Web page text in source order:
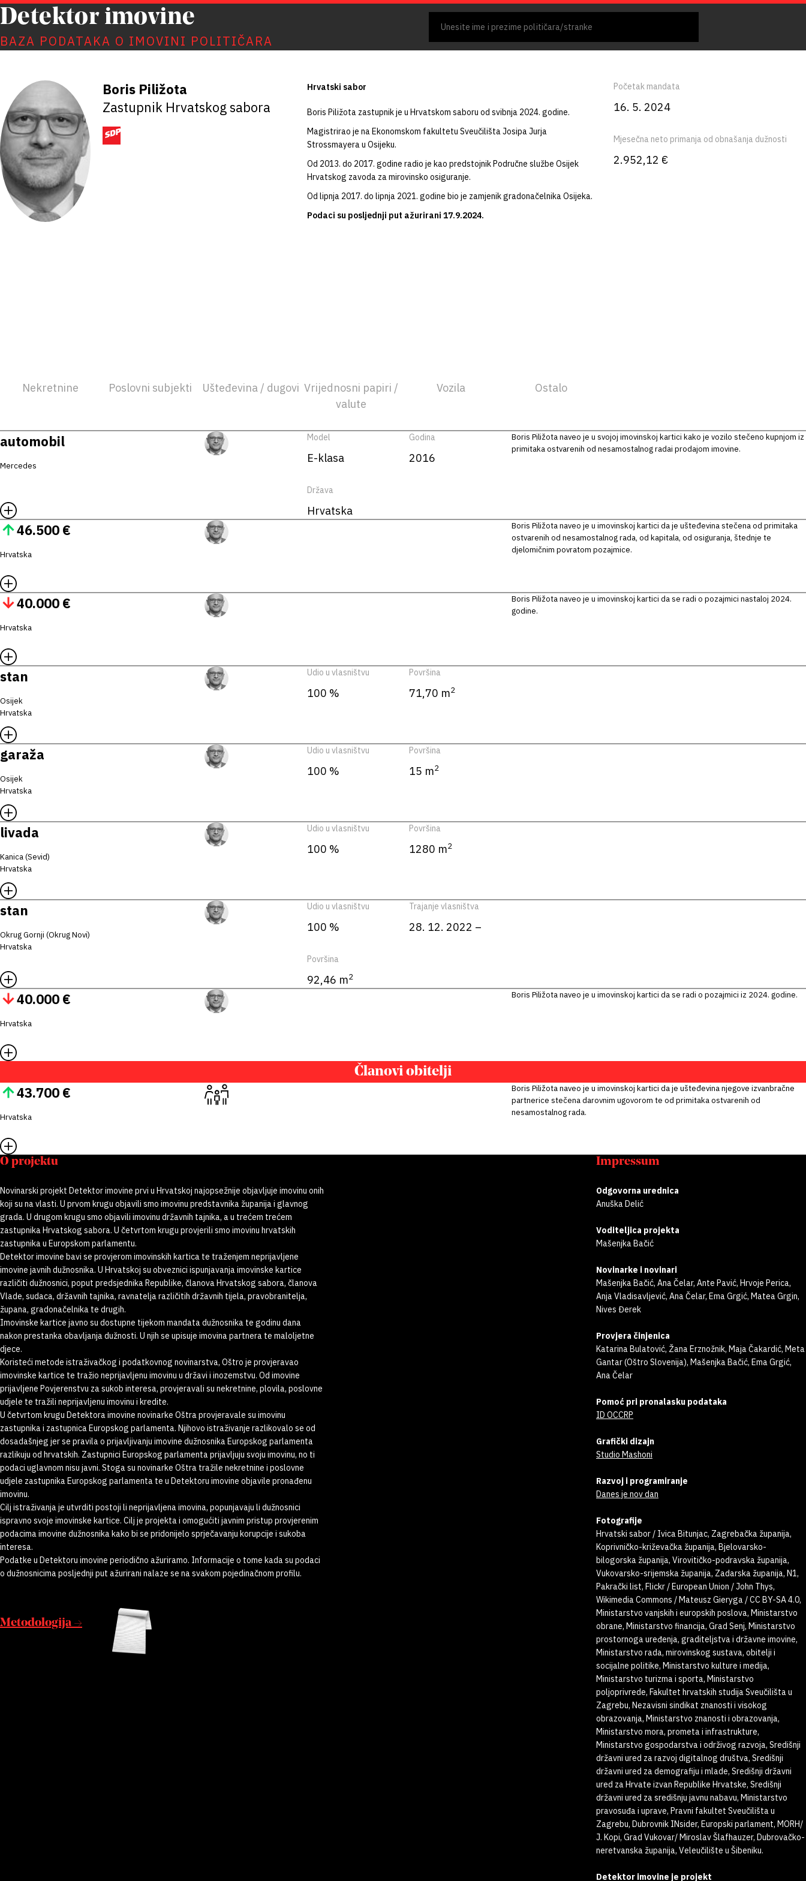
Detektor imovine
BAZA PODATAKA O IMOVINI POLITIČARA
Boris Piližota
Zastupnik Hrvatskog sabora
Hrvatski sabor
Boris Piližota zastupnik je u Hrvatskom saboru od svibnja 2024. godine.
Magistrirao je na Ekonomskom fakultetu Sveučilišta Josipa Jurja
Strossmayera u Osijeku.
Od 2013. do 2017. godine radio je kao predstojnik Područne službe Osijek
Hrvatskog zavoda za mirovinsko osiguranje.
Od lipnja 2017. do lipnja 2021. godine bio je zamjenik gradonačelnika Osijeka.
Podaci su posljednji put ažurirani 17.9.2024.
Početak mandata
16. 5. 2024
Mjesečna neto primanja od obnašanja dužnosti
2.952,12 €
Nekretnine Poslovni subjekti Ušteđevina / dugovi Vrijednosni papiri /
valute
Vozila Ostalo
automobil
Mercedes
Model
E-klasa
Godina
2016
Država
Hrvatska
Boris Piližota naveo je u svojoj imovinskoj kartici kako je vozilo stečeno kupnjom iz
primitaka ostvarenih od nesamostalnog radai prodajom imovine.
46.500 €
Hrvatska
Boris Piližota naveo je u imovinskoj kartici da je ušteđevina stečena od primitaka
ostvarenih od nesamostalnog rada, od kapitala, od osiguranja, štednje te
djelomičnim povratom pozajmice.
40.000 €
Hrvatska
Boris Piližota naveo je u imovinskoj kartici da se radi o pozajmici nastaloj 2024.
godine.
stan
Osijek
Hrvatska
Udio u vlasništvu
100 %
Površina
71,70 m2
garaža
Osijek
Hrvatska
Udio u vlasništvu
100 %
Površina
15 m2
livada
Kanica (Sevid)
Hrvatska
Udio u vlasništvu
100 %
Površina
1280 m2
stan
Okrug Gornji (Okrug Novi)
Hrvatska
Udio u vlasništvu
100 %
Trajanje vlasništva
28. 12. 2022 –
Površina
92,46 m2
40.000 €
Hrvatska
Boris Piližota naveo je u imovinskoj kartici da se radi o pozajmici iz 2024. godine.
Članovi obitelji
43.700 €
Hrvatska
Boris Piližota naveo je u imovinskoj kartici da je ušteđevina njegove izvanbračne
partnerice stečena darovnim ugovorom te od primitaka ostvarenih od
nesamostalnog rada.
O projektu
Novinarski projekt Detektor imovine prvi u Hrvatskoj najopsežnije objavljuje imovinu onih
koji su na vlasti. U prvom krugu objavili smo imovinu predstavnika županija i glavnog
grada. U drugom krugu smo objavili imovinu državnih tajnika, a u trećem trećem
zastupnika Hrvatskog sabora. U četvrtom krugu provjerili smo imovinu hrvatskih
zastupnika u Europskom parlamentu.
Detektor imovine bavi se provjerom imovinskih kartica te traženjem neprijavljene
imovine javnih dužnosnika. U Hrvatskoj su obveznici ispunjavanja imovinske kartice
različiti dužnosnici, poput predsjednika Republike, članova Hrvatskog sabora, članova
Vlade, sudaca, državnih tajnika, ravnatelja različitih državnih tijela, pravobranitelja,
župana, gradonačelnika te drugih.
Imovinske kartice javno su dostupne tijekom mandata dužnosnika te godinu dana
nakon prestanka obavljanja dužnosti. U njih se upisuje imovina partnera te maloljetne
djece.
Koristeći metode istraživačkog i podatkovnog novinarstva, Oštro je provjeravao
imovinske kartice te tražio neprijavljenu imovinu u državi i inozemstvu. Od imovine
prijavljene Povjerenstvu za sukob interesa, provjeravali su nekretnine, plovila, poslovne
udjele te tražili neprijavljenu imovinu i kredite.
U četvrtom krugu Detektora imovine novinarke Oštra provjeravale su imovinu
zastupnika i zastupnica Europskog parlamenta. Njihovo istraživanje razlikovalo se od
dosadašnjeg jer se pravila o prijavljivanju imovine dužnosnika Europskog parlamenta
razlikuju od hrvatskih. Zastupnici Europskog parlamenta prijavljuju svoju imovinu, no ti
podaci uglavnom nisu javni. Stoga su novinarke Oštra tražile nekretnine i poslovne
udjele zastupnika Europskog parlamenta te u Detektoru imovine objavile pronađenu
imovinu.
Cilj istraživanja je utvrditi postoji li neprijavljena imovina, popunjavaju li dužnosnici
ispravno svoje imovinske kartice. Cilj je projekta i omogućiti javnim pristup provjerenim
podacima imovine dužnosnika kako bi se pridonijelo sprječavanju korupcije i sukoba
interesa.
Podatke u Detektoru imovine periodično ažuriramo. Informacije o tome kada su podaci
o dužnosnicima posljednji put ažurirani nalaze se na svakom pojedinačnom profilu.
Metodologija →
Impressum
Odgovorna urednica
Anuška Delić
Voditeljica projekta
Mašenjka Bačić
Novinarke i novinari
Mašenjka Bačić, Ana Čelar, Ante Pavić, Hrvoje Perica,
Anja Vladisavljević, Ana Čelar, Ema Grgić, Matea Grgin,
Nives Đerek
Provjera činjenica
Katarina Bulatović, Žana Erznožnik, Maja Čakardić, Meta
Gantar (Oštro Slovenija), Mašenjka Bačić, Ema Grgić,
Ana Čelar
Pomoć pri pronalasku podataka
ID OCCRP
Grafički dizajn
Studio Mashoni
Razvoj i programiranje
Danes je nov dan
Fotografije
Hrvatski sabor / Ivica Bitunjac, Zagrebačka županija,
Koprivničko-križevačka županija, Bjelovarsko-
bilogorska županija, Virovitičko-podravska županija,
Vukovarsko-srijemska županija, Zadarska županija, N1,
Pakrački list, Flickr / European Union / John Thys,
Wikimedia Commons / Mateusz Gieryga / CC BY-SA 4.0,
Ministarstvo vanjskih i europskih poslova, Ministarstvo
obrane, Ministarstvo financija, Grad Senj, Ministarstvo
prostornoga uređenja, graditeljstva i državne imovine,
Ministarstvo rada, mirovinskog sustava, obitelji i
socijalne politike, Ministarstvo kulture i medija,
Ministarstvo turizma i sporta, Ministarstvo
poljoprivrede, Fakultet hrvatskih studija Sveučilišta u
Zagrebu, Nezavisni sindikat znanosti i visokog
obrazovanja, Ministarstvo znanosti i obrazovanja,
Ministarstvo mora, prometa i infrastrukture,
Ministarstvo gospodarstva i održivog razvoja, Središnji
državni ured za razvoj digitalnog društva, Središnji
državni ured za demografiju i mlade, Središnji državni
ured za Hrvate izvan Republike Hrvatske, Središnji
državni ured za središnju javnu nabavu, Ministarstvo
pravosuđa i uprave, Pravni fakultet Sveučilišta u
Zagrebu, Dubrovnik INsider, Europski parlament, MORH/
J. Kopi, Grad Vukovar/ Miroslav Šlafhauzer, Dubrovačko-
neretvanska županija, Veleučilište u Šibeniku.
Detektor imovine je projekt